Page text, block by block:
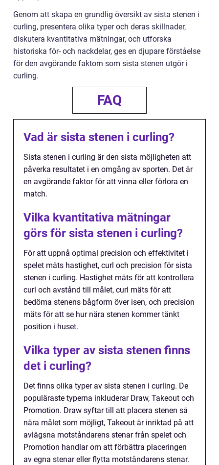
Genom att skapa en grundlig översikt av sista stenen i
curling, presentera olika typer och deras skillnader,
diskutera kvantitativa mätningar, och utforska
historiska för- och nackdelar, ges en djupare förståelse
för den avgörande faktorn som sista stenen utgör i
curling.
FAQ
Vad är sista stenen i curling?
Sista stenen i curling är den sista möjligheten att
påverka resultatet i en omgång av sporten. Det är
en avgörande faktor för att vinna eller förlora en
match.
Vilka kvantitativa mätningar
görs för sista stenen i curling?
För att uppnå optimal precision och effektivitet i
spelet mäts hastighet, curl och precision för sista
stenen i curling. Hastighet mäts för att kontrollera
curl och avstånd till målet, curl mäts för att
bedöma stenens bågform över isen, och precision
mäts för att se hur nära stenen kommer tänkt
position i huset.
Vilka typer av sista stenen finns
det i curling?
Det finns olika typer av sista stenen i curling. De
populäraste typerna inkluderar Draw, Takeout och
Promotion. Draw syftar till att placera stenen så
nära målet som möjligt, Takeout är inriktad på att
avlägsna motståndarens stenar från spelet och
Promotion handlar om att förbättra placeringen
av egna stenar eller flytta motståndarens stenar.